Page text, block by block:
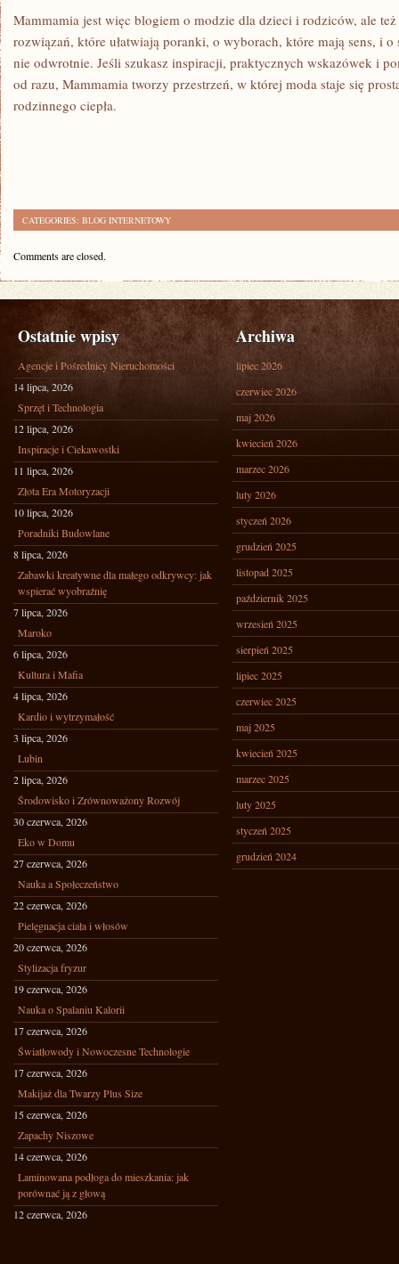
Mammamia jest więc blogiem o modzie dla dzieci i rodziców, ale
rozwiązań, które ułatwiają poranki, o wyborach, które mają sens, i
nie odwrotnie. Jeśli szukasz inspiracji, praktycznych wskazówek i
od razu, Mammamia tworzy przestrzeń, w której moda staje się
rodzinnego ciepła.
CATEGORIES: BLOG INTERNETOWY
Comments are closed.
Ostatnie wpisy
Agencje i Pośrednicy Nieruchomości
14 lipca, 2026
Sprzęt i Technologia
12 lipca, 2026
Inspiracje i Ciekawostki
11 lipca, 2026
Złota Era Motoryzacji
10 lipca, 2026
Poradniki Budowlane
8 lipca, 2026
Zabawki kreatywne dla małego odkrywcy: jak
wspierać wyobraźnię
7 lipca, 2026
Maroko
6 lipca, 2026
Kultura i Mafia
4 lipca, 2026
Kardio i wytrzymałość
3 lipca, 2026
Lubin
2 lipca, 2026
Środowisko i Zrównoważony Rozwój
30 czerwca, 2026
Eko w Domu
27 czerwca, 2026
Nauka a Społeczeństwo
22 czerwca, 2026
Pielęgnacja ciała i włosów
20 czerwca, 2026
Stylizacja fryzur
19 czerwca, 2026
Nauka o Spalaniu Kalorii
17 czerwca, 2026
Światłowody i Nowoczesne Technologie
17 czerwca, 2026
Makijaż dla Twarzy Plus Size
15 czerwca, 2026
Zapachy Niszowe
14 czerwca, 2026
Laminowana podłoga do mieszkania: jak
porównać ją z głową
12 czerwca, 2026
Archiwa
lipiec 2026
czerwiec 2026
maj 2026
kwiecień 2026
marzec 2026
luty 2026
styczeń 2026
grudzień 2025
listopad 2025
październik 2025
wrzesień 2025
sierpień 2025
lipiec 2025
czerwiec 2025
maj 2025
kwiecień 2025
marzec 2025
luty 2025
styczeń 2025
grudzień 2024